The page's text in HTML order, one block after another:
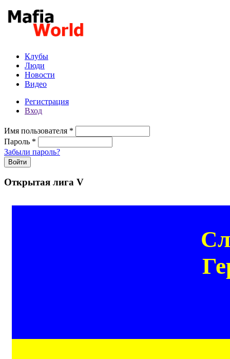
Перейти к основному содержанию
Клубы
Люди
Новости
Видео
Регистрация
Вход
Имя пользователя *
Пароль *
Забыли пароль?
Открытая лига V